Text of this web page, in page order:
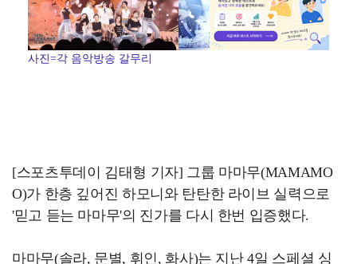
사진=각 음악방송 갈무리
[스포츠투데이 김태형 기자] 그룹 마마무(MAMAMO
O)가 한층 깊어진 하모니와 탄탄한 라이브 실력으로
'믿고 듣는 마마무'의 진가를 다시 한번 입증했다.
마마무(솔라, 문별, 휘인, 화사)는 지난 4일 스페셜 싱